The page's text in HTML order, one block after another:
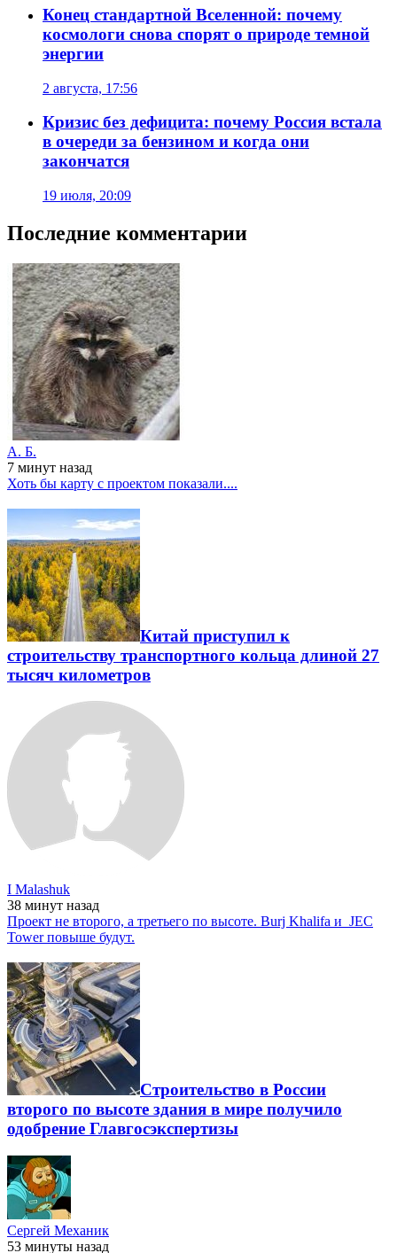
Конец стандартной Вселенной: почему
космологи снова спорят о природе темной
энергии
2 августа, 17:56
Кризис без дефицита: почему Россия встала
в очереди за бензином и когда они
закончатся
19 июля, 20:09
Последние комментарии
А. Б.
7 минут назад
Хоть бы карту с проектом показали....
Китай приступил к
строительству транспортного кольца длиной 27
тысяч километров
I Malashuk
38 минут назад
Проект не второго, а третьего по высоте. Burj Khalifa и JEC
Tower повыше будут.
Строительство в России
второго по высоте здания в мире получило
одобрение Главгосэкспертизы
Сергей Механик
53 минуты назад